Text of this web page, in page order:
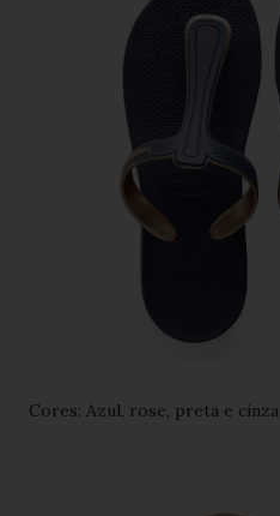
Cores: Azul, rose, preta e cinza